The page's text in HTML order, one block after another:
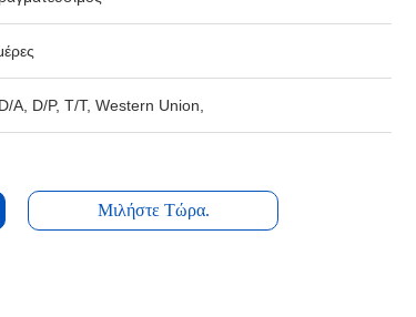
A, D/P, T/T, Western Union,
Μιλήστε Τώρα.